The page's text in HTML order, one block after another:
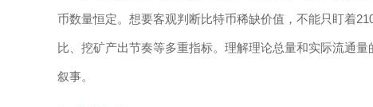
币数量恒定。想要客观判断比特币稀缺价值，不能只盯着
比、挖矿产出节奏等多重指标。理解理论总量和实际流通
叙事。